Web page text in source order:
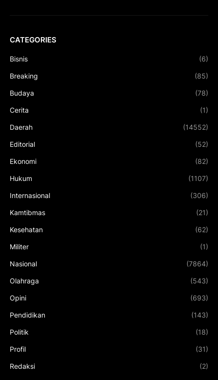
CATEGORIES
Bisnis (6)
Breaking (85)
Budaya (78)
Cerita (1)
Daerah (14552)
Editorial (52)
Ekonomi (82)
Hukum (1107)
Internasional (306)
Kamtibmas (21)
Kesehatan (62)
Militer (1)
Nasional (7864)
Olahraga (543)
Opini (693)
Pendidikan (143)
Politik (18)
Profil (31)
Redaksi (2)